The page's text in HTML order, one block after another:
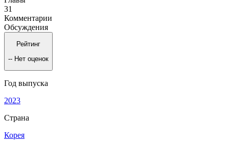
31
Комментарии
Обсуждения
Рейтинг
-- Нет оценок
Год выпуска
2023
Страна
Корея